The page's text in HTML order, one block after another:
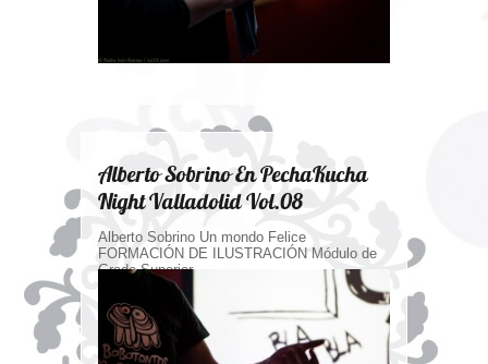
Alberto Sobrino En PechaKucha
Night Valladolid Vol.08
Alberto Sobrino Un mondo Felice
FORMACIÓN DE ILUSTRACIÓN Módulo de
Grado Superior...